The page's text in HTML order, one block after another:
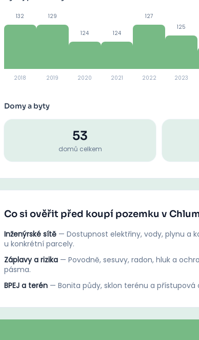
132
2018
129
2019
124
2020
124
2021
127
2022
125
2023
Domy a byty
53
domů celkem
Co si ověřit před koupí pozemku v
Inženýrské sítě — Dostupnost elektřiny, vody, plynu a
u konkrétní parcely.
Záplavy a rizika — Povodně, sesuvy, radon, hluk a
pásma.
BPEJ a terén — Bonita půdy, sklon terénu a přístupová